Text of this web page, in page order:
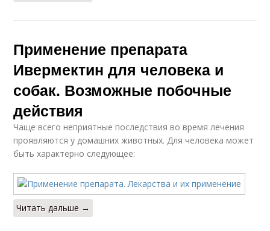
Применение препарата
Ивермектин для человека и
собак. Возможные побочные
действия
Чаще всего неприятные последствия во время лечения
проявляются у домашних животных. Для человека может
быть характерно следующее:
Читать дальше →